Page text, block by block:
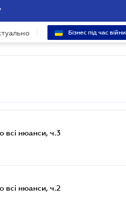
Бізнес під час війни
всі нюанси, ч.3
всі нюанси, ч.2